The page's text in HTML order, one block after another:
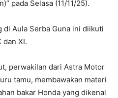
pada Selasa (11/11/25).
di Aula Serba Guna ini diikuti
dan XI.
perwakilan dari Astra Motor
tamu, membawakan materi
bakar Honda yang dikenal